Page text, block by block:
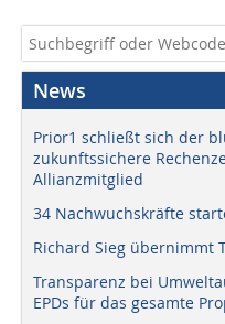
News
Prior1 schließt sich der
zukunftssichere
Allianzmitglied
34 Nachwuchskräfte
Richard Sieg übernimmt
Transparenz bei
EPDs für das gesamte